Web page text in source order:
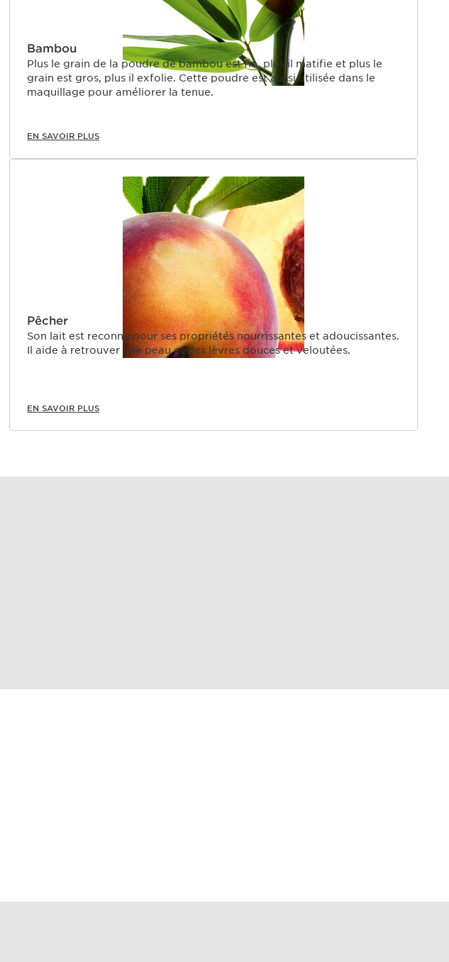
Bambou
Plus le grain de la poudre de bambou est fin, plus il matifie et plus le
grain est gros, plus il exfolie. Cette poudre est aussi utilisée dans le
maquillage pour améliorer la tenue.
EN SAVOIR PLUS
Pêcher
Son lait est reconnu pour ses propriétés nourrissantes et adoucissantes.
Il aide à retrouver une peau et des lèvres douces et veloutées.
EN SAVOIR PLUS